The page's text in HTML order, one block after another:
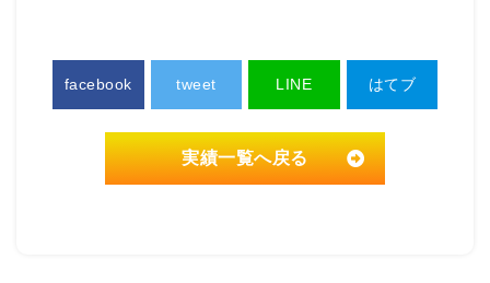
facebook tweet LINE はてブ
実績一覧へ戻る